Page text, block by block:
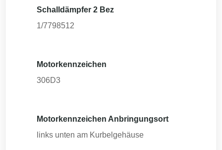
Schalldämpfer 2 Bez
1/7798512
Motorkennzeichen
306D3
Motorkennzeichen Anbringungsort
links unten am Kurbelgehäuse